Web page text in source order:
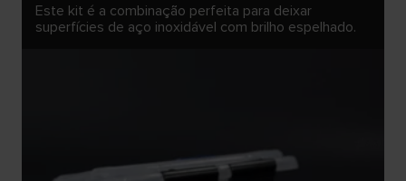
Este kit é a combinação perfeita para deixar
superfícies de aço inoxidável com brilho espelhado.